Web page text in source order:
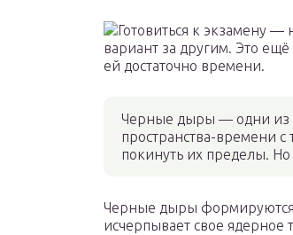
Черные дыры — одни из
пространства-времени
покинуть их пределы. Но
Черные дыры формируются
исчерпывает свое